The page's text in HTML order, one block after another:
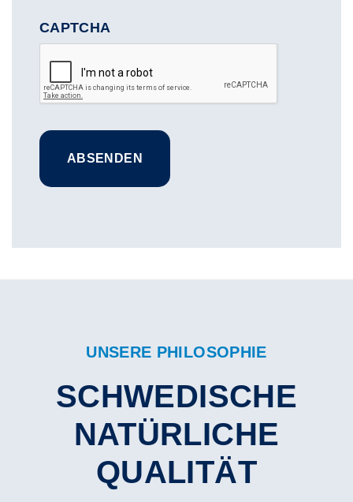
CAPTCHA
UNSERE PHILOSOPHIE
SCHWEDISCHE
NATÜRLICHE
QUALITÄT